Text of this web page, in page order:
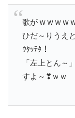
歌が w w w w
ひだ～りうえ
ｳﾀｯﾃﾀ！
「左上とん～
すよ～❣ｗｗ